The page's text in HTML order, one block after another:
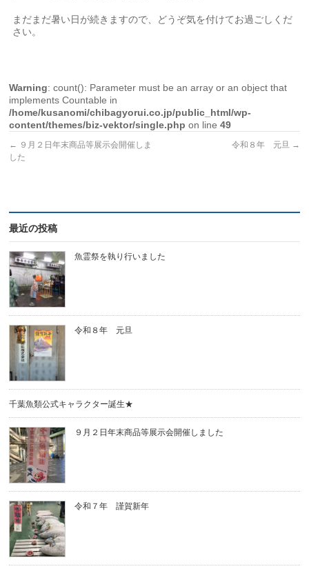
まだまだ暑い日が続きますので、どうぞ気を付けてお過ごしくだ
さい。
Warning: count(): Parameter must be an array or an object that
implements Countable in
/home/kusanomi/chibagyorui.co.jp/public_html/wp-
content/themes/biz-vektor/single.php on line49
← ９月２日年末商品等展示会開催しま
した
令和８年 元旦 →
最近の投稿
魚霊祭を執り行いました
令和８年 元旦
千葉魚類公式キャラクター誕生★
９月２日年末商品等展示会開催しました
令和７年 謹賀新年